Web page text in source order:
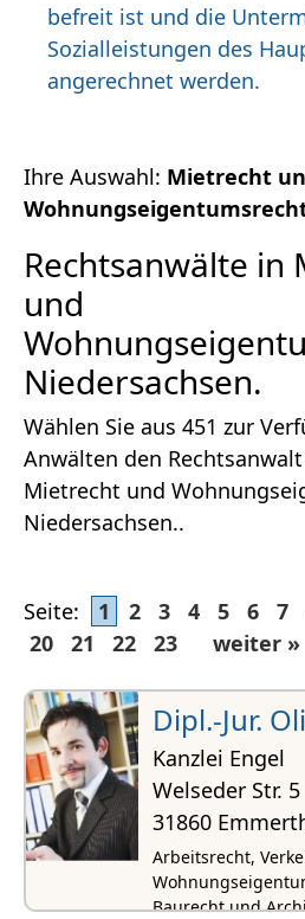
befreit ist und die
Sozialleistungen des
angerechnet werden.
Ihre Auswahl: Mietrecht
Rechtsanwälte in
und
Niedersachsen.
Wählen Sie aus 451 zur
Anwälten den
Mietrecht und
Niedersachsen..
Seite: 1 2 3 4 5 6 7
20
21 22 23 weiter »
Dipl.-Jur.
Kanzlei Engel
Welseder Str. 5
31860
Arbeitsrecht,
Baurecht und